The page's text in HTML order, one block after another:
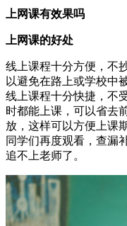
上网课有效果吗
上网课的好处
线上课程十分方便，不
以避免在路上或学校中
线上课程十分快捷，不
时都能上课，可以省去
放，这样可以方便上课
同学们再度观看，查漏
追不上老师了。